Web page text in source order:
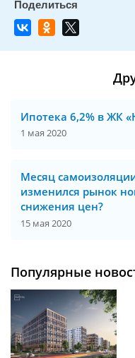
Ипотека 6,2% в ЖК
1 мая 2020
Месяц
изменился рынок
снижения цен?
15 мая 2020
Популярные